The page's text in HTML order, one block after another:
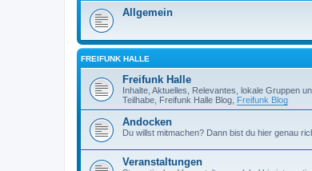
Allgemein
FREIFUNK HALLE
Freifunk Halle
Inhalte, Aktuelles, Relevantes, lokale Gruppen
Teilhabe, Freifunk Halle Blog, Freifunk Blog
Andocken
Du willst mitmachen? Dann bist du hier genau
Veranstaltungen